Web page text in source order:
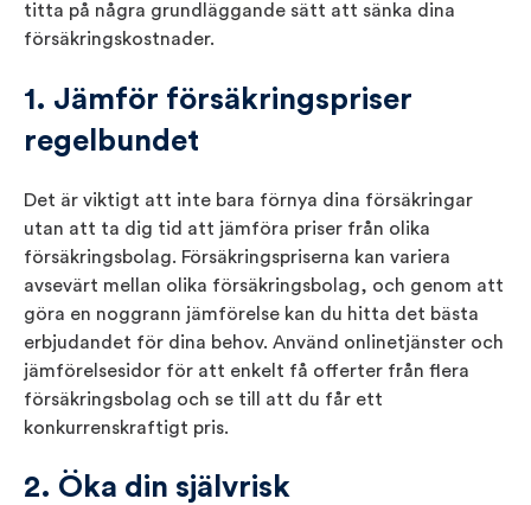
titta på några grundläggande sätt att sänka dina
försäkringskostnader.
1. Jämför försäkringspriser
regelbundet
Det är viktigt att inte bara förnya dina försäkringar
utan att ta dig tid att jämföra priser från olika
försäkringsbolag. Försäkringspriserna kan variera
avsevärt mellan olika försäkringsbolag, och genom att
göra en noggrann jämförelse kan du hitta det bästa
erbjudandet för dina behov. Använd onlinetjänster och
jämförelsesidor för att enkelt få offerter från flera
försäkringsbolag och se till att du får ett
konkurrenskraftigt pris.
2. Öka din självrisk